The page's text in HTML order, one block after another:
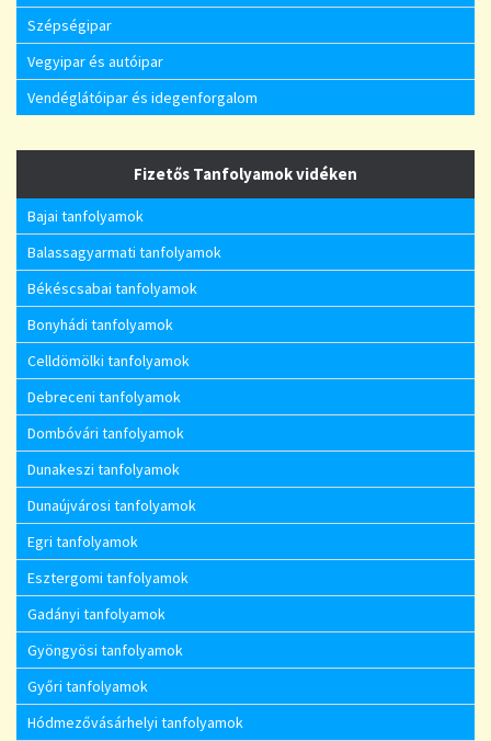
Szépségipar
Vegyipar és autóipar
Vendéglátóipar és idegenforgalom
Fizetős Tanfolyamok vidéken
Bajai tanfolyamok
Balassagyarmati tanfolyamok
Békéscsabai tanfolyamok
Bonyhádi tanfolyamok
Celldömölki tanfolyamok
Debreceni tanfolyamok
Dombóvári tanfolyamok
Dunakeszi tanfolyamok
Dunaújvárosi tanfolyamok
Egri tanfolyamok
Esztergomi tanfolyamok
Gadányi tanfolyamok
Gyöngyösi tanfolyamok
Győri tanfolyamok
Hódmezővásárhelyi tanfolyamok